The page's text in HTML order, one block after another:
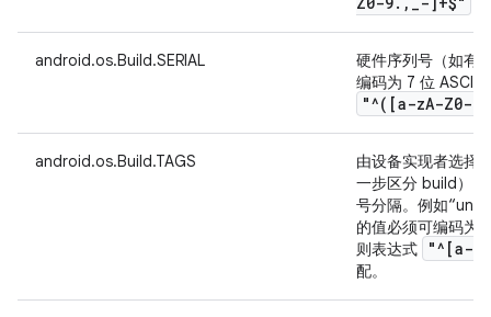
android.os.Build.SERIAL
硬件序列号（如有
编码为 7 位 ASCII
"^([a-zA-Z0-
android.os.Build.TAGS
由设备实现者选择
一步区分 build）
号分隔。例如
的值必须可编码为
则表达式
"^[a-z
配。